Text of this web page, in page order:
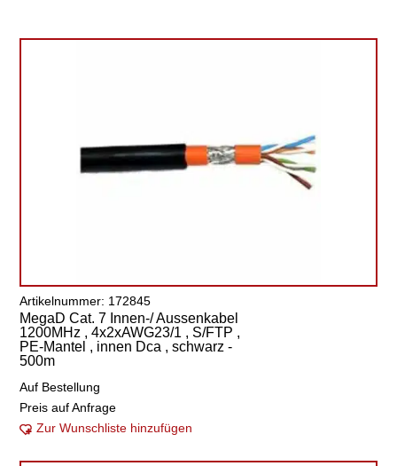
Artikelnummer: 172845
MegaD Cat. 7 Innen-/ Aussenkabel
1200MHz , 4x2xAWG23/1 , S/FTP ,
PE-Mantel , innen Dca , schwarz -
500m
Auf Bestellung
Preis auf Anfrage
Zur Wunschliste hinzufügen